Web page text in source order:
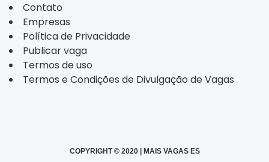
Contato
Empresas
Política de Privacidade
Publicar vaga
Termos de uso
Termos e Condições de Divulgação de Vagas
COPYRIGHT © 2020 | MAIS VAGAS ES